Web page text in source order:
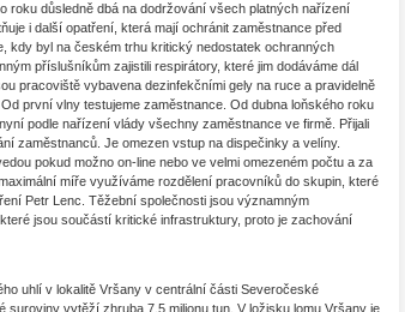
roku důsledně dbá na dodržování všech platných nařízení
i další opatření, která mají ochránit zaměstnance před
kdy byl na českém trhu kritický nedostatek ochranných
příslušníkům zajistili respirátory, které jim dodáváme dál
pracoviště vybavena dezinfekčními gely na ruce a pravidelně
první vlny testujeme zaměstnance. Od dubna loňského roku
podle nařízení vlády všechny zaměstnance ve firmě. Přijali
zaměstnanců. Je omezen vstup na dispečinky a velíny.
pokud možno on-line nebo ve velmi omezeném počtu a za
míře využíváme rozdělení pracovníků do skupin, které
Petr Lenc. Těžební společnosti jsou významným
jsou součástí kritické infrastruktury, proto je zachování
uhlí v lokalitě Vršany v centrální části Severočeské
suroviny vytěží zhruba 7,5 milionu tun. V ložisku lomu Vršany je